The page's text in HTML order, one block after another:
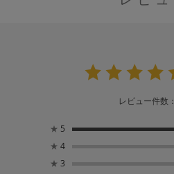
レビュー件数
★ 5
★ 4
★ 3